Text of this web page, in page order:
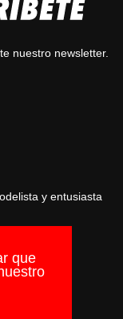
que
nuestro newsletter.
y entusiasta